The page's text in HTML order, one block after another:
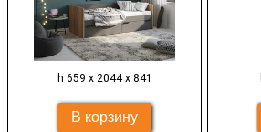
h 659 х 2044 х 841